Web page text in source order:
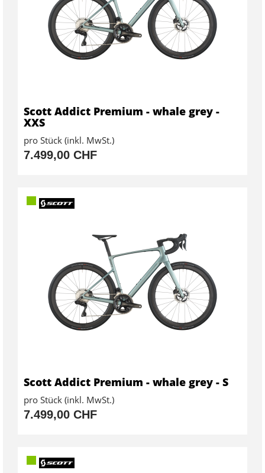
Scott Addict Premium - whale grey -
XXS
pro Stück (inkl. MwSt.)
7.499,00 CHF
Scott Addict Premium - whale grey - S
pro Stück (inkl. MwSt.)
7.499,00 CHF